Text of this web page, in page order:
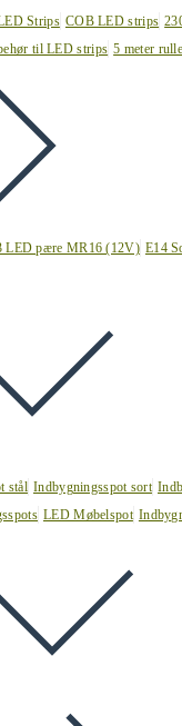
Strips COB LED strips
til LED strips 5 meter
LED pære MR16 (12V) E14
stål Indbygningsspot sort
LED Møbelspot